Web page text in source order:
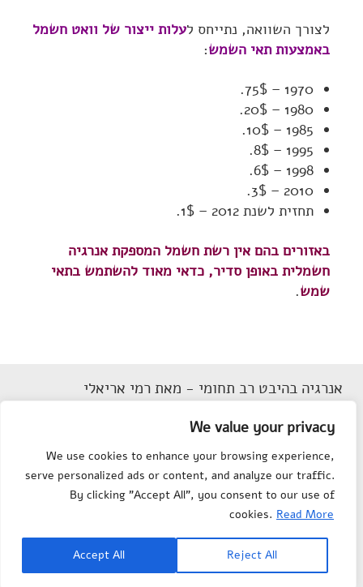
We value your privacy
We use cookies to enhance your browsing experience,
serve personalized ads or content, and analyze our traffic.
By clicking "Accept All", you consent to our use of
cookies. Read More
Reject All
Accept All
לצורך השוואה, נתייחס לעלות ייצור של וואט חשמל
באמצעות תאי השמש:
1970 – 75$.
1980 – 20$.
1985 – 10$.
1995 – 8$.
1998 – 6$.
2010 – 3$.
תחזית לשנת 2012 – 1$.
באזורים בהם אין רשת חשמל המספקת אנרגיה
חשמלית באופן סדיר, כדאי מאוד להשתמש בתאי
שמש.
אנרגיה בהיבט רב תחומי - מאת רמי אריאלי
הצהרת נגישות
מפת אתר
צור קשר
Department of Science
Teaching
, Weizmann Institute of Science